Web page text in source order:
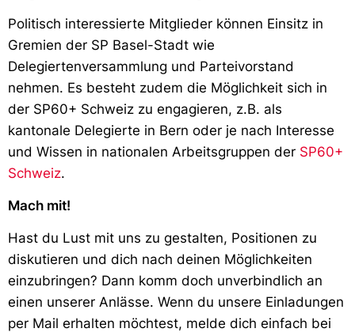
Politisch interessierte Mitglieder können Einsitz in
Gremien der SP Basel-Stadt wie
Delegiertenversammlung und Parteivorstand
nehmen. Es besteht zudem die Möglichkeit sich in
der SP60+ Schweiz zu engagieren, z.B. als
kantonale Delegierte in Bern oder je nach Interesse
und Wissen in nationalen Arbeitsgruppen der SP60+
Schweiz.
Mach mit!
Hast du Lust mit uns zu gestalten, Positionen zu
diskutieren und dich nach deinen Möglichkeiten
einzubringen? Dann komm doch unverbindlich an
einen unserer Anlässe. Wenn du unsere Einladungen
per Mail erhalten möchtest, melde dich einfach bei